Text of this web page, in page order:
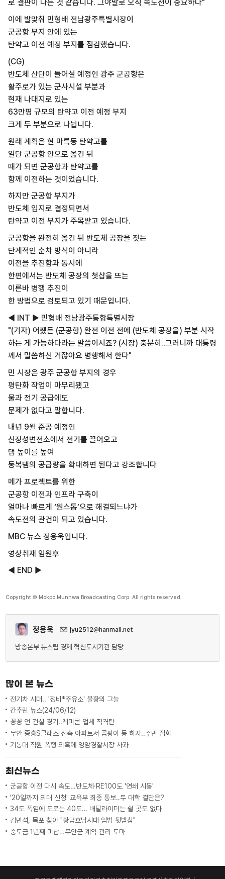
로 결판이 나는 것 같습니다. 그야말로 오직 속도전이 중요하다"
이에 발맞춰 민형배 전남광주특별시장이
군공항 부지 안에 있는
탄약고 이전 예정 부지를 점검했습니다.
(CG)
반도체 산단이 들어설 예정인 광주 군공항은
활주로가 있는 군사시설 부분과
현재 나대지로 있는
63만평 규모의 탄약고 이전 예정 부지
크게 두 부분으로 나뉩니다.
원래 계획은 현 마륵동 탄약고를
일단 군공항 안으로 옮긴 뒤
때가 되면 군공항과 탄약고를
함께 이전하는 것이었습니다.
하지만 군공항 부지가
반도체 입지로 결정되면서
탄약고 이전 부지가 주목받고 있습니다.
군공항을 완전히 옮긴 뒤 반도체 공장을 짓는
단계적인 순차 방식이 아니라
이전을 추진함과 동시에
한편에서는 반도체 공장의 첫삽을 뜨는
이른바 병행 추진이
한 방법으로 검토되고 있기 때문입니다.
◀ INT ▶ 민형배 전남광주통합특별시장
"(기자) 어쨌든 (군공항) 완전 이전 전에 (반도체 공장을) 부분 시작
하는 게 가능하다라는 말씀이시죠? (시장) 충분히..그러니까 대통령
께서 말씀하신 거잖아요 병행해서 한다"
민 시장은 광주 군공항 부지의 경우
평탄화 작업이 마무리됐고
물과 전기 공급에도
문제가 없다고 말합니다.
내년 9월 준공 예정인
신장성변전소에서 전기를 끌어오고
댐 높이를 높여
동복댐의 공급량을 확대하면 된다고 강조합니다
메가 프로젝트를 위한
군공항 이전과 인프라 구축이
얼마나 빠르게 ‘원스톱’으로 해결되느냐가
속도전의 관건이 되고 있습니다.
MBC 뉴스 정용욱입니다.
영상취재 임원후
◀ END ▶
Copyright © Mokpo Munhwa Broadcasting Corp. All rights reserved.
정용욱 jyu2512@hanmail.net
방송본부 뉴스팀 경제 혁신도시기관 담당
많이 본 뉴스
전기차 시대.. '정비*주유소' 불황의 그늘
간추린 뉴스(24/06/12)
꽁꽁 언 건설 경기..레미콘 업체 직격탄
무안 중흥S클래스 신축 아파트서 곰팡이 등 하자..주민 집회
기동대 직원 폭행 의혹에 영암경찰서장 사과
최신뉴스
군공항 이전 다시 속도…반도체·RE100도 '연쇄 시동'
'20일까지 의대 신청' 교육부 최종 통보..두 대학 결단은?
34도 폭염에 도로는 40도… 배달라이더는 쉴 곳도 없다
김민석, 목포 찾아 "황금호남시대 입법 뒷받침"
중도금 1년째 미납…무안군 계약 관리 도마